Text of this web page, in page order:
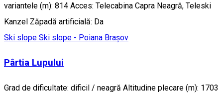
variantele (m): 814 Acces: Telecabina Capra Neagră, Teleski
Kanzel Zăpadă artificială: Da
Ski slope Ski slope - Poiana Brașov
Pârtia Lupului
Grad de dificultate: dificil / neagră Altitudine plecare (m): 1703